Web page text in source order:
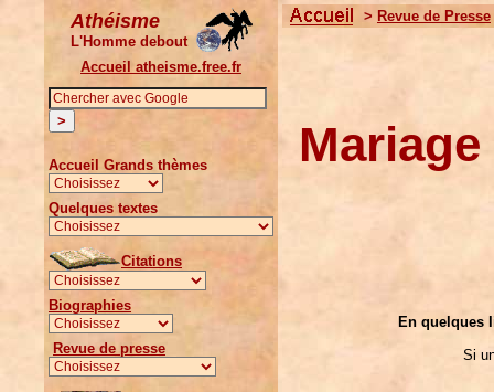
Athéisme
L'Homme debout
Accueil atheisme.free.fr
Accueil Grands thèmes
Quelques textes
Citations
Biographies
Revue de presse
> Revue de Presse
En quelques
Si